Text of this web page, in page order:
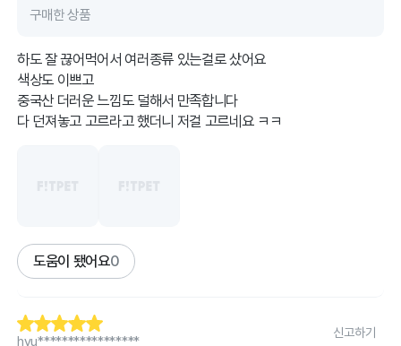
구매한 상품
하도 잘 끊어먹어서 여러종류 있는걸로 샀어요
색상도 이쁘고
중국산 더러운 느낌도 덜해서 만족합니다
다 던져놓고 고르라고 했더니 저걸 고르네요 ㅋㅋ
도움이 됐어요0
hyu*****************
신고하기